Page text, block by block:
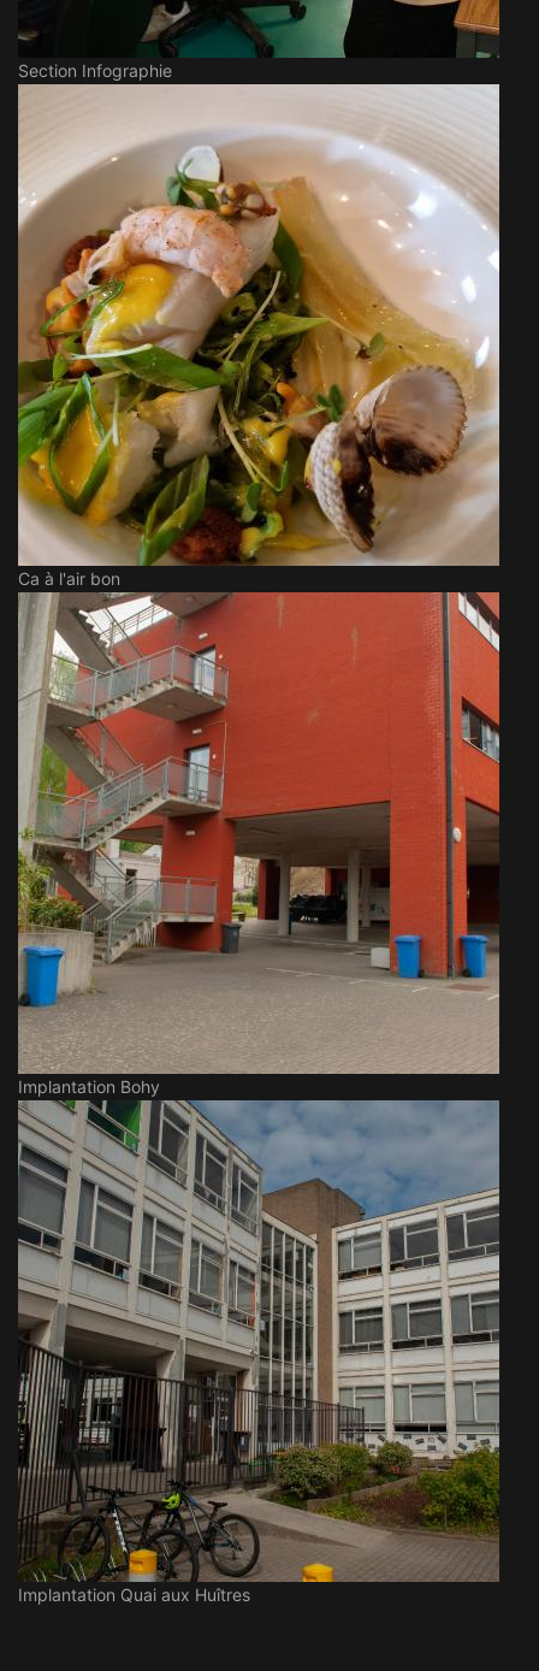
Section Infographie
Ca à l'air bon
Implantation Bohy
Implantation Quai aux Huîtres